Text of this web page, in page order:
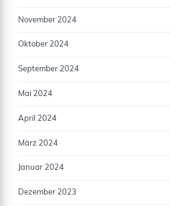
November 2024
Oktober 2024
September 2024
Mai 2024
April 2024
März 2024
Januar 2024
Dezember 2023